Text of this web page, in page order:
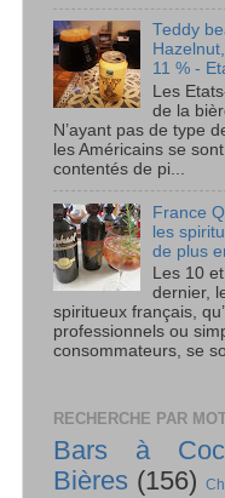
Teddy
11 % -
Les
de la
N’ayant pas de type
les Américains se
contentés de pi...
France
les
de plus
Les 10
dernier,
spiritueux français,
professionnels ou
consommateurs, se
RECHERCHE PAR
Bars à
Bières (156)